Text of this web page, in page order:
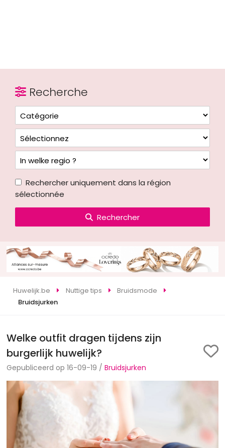
Recherche
Rechercher uniquement dans la région
sélectionnée
Rechercher
Huwelijk.be Nuttige tips
Bruidsmode
Bruidsjurken
Welke outfit dragen tijdens zijn
burgerlijk huwelijk?
Gepubliceerd op 16-09-19 /Bruidsjurken